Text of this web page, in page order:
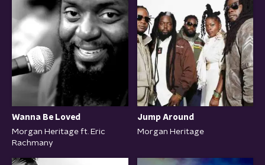
Wanna Be Loved
Morgan Heritage ft. Eric
Rachmany
Jump Around
Morgan Heritage